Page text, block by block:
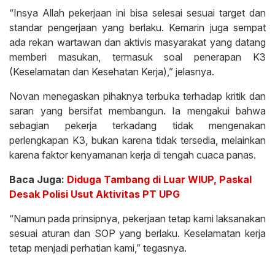
“Insya Allah pekerjaan ini bisa selesai sesuai target dan
standar pengerjaan yang berlaku. Kemarin juga sempat
ada rekan wartawan dan aktivis masyarakat yang datang
memberi masukan, termasuk soal penerapan K3
(Keselamatan dan Kesehatan Kerja),” jelasnya.
Novan menegaskan pihaknya terbuka terhadap kritik dan
saran yang bersifat membangun. Ia mengakui bahwa
sebagian pekerja terkadang tidak mengenakan
perlengkapan K3, bukan karena tidak tersedia, melainkan
karena faktor kenyamanan kerja di tengah cuaca panas.
Baca Juga: Diduga Tambang di Luar WIUP, Paskal
Desak Polisi Usut Aktivitas PT UPG
“Namun pada prinsipnya, pekerjaan tetap kami laksanakan
sesuai aturan dan SOP yang berlaku. Keselamatan kerja
tetap menjadi perhatian kami,” tegasnya.